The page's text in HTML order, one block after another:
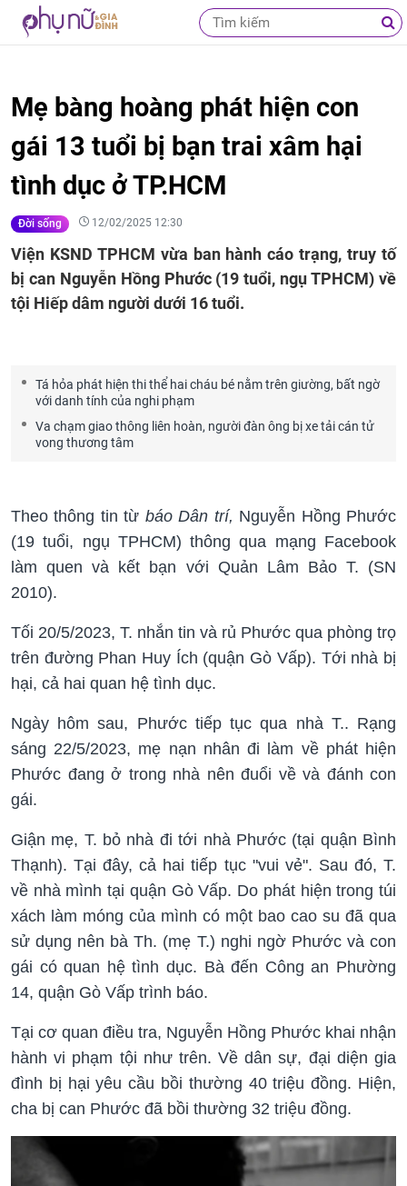
Mẹ bàng hoàng phát hiện con
gái 13 tuổi bị bạn trai xâm hại
tình dục ở TP.HCM
Đời sống 12/02/2025 12:30
Viện KSND TPHCM vừa ban hành cáo trạng, truy tố
bị can Nguyễn Hồng Phước (19 tuổi, ngụ TPHCM) về
tội Hiếp dâm người dưới 16 tuổi.
Tá hỏa phát hiện thi thể hai cháu bé nằm trên giường, bất ngờ
với danh tính của nghi phạm
Va chạm giao thông liên hoàn, người đàn ông bị xe tải cán tử
vong thương tâm
Theo thông tin từ báo Dân trí, Nguyễn Hồng Phước
(19 tuổi, ngụ TPHCM) thông qua mạng Facebook
làm quen và kết bạn với Quản Lâm Bảo T. (SN
2010).
Tối 20/5/2023, T. nhắn tin và rủ Phước qua phòng trọ
trên đường Phan Huy Ích (quận Gò Vấp). Tới nhà bị
hại, cả hai quan hệ tình dục.
Ngày hôm sau, Phước tiếp tục qua nhà T.. Rạng
sáng 22/5/2023, mẹ nạn nhân đi làm về phát hiện
Phước đang ở trong nhà nên đuổi về và đánh con
gái.
Giận mẹ, T. bỏ nhà đi tới nhà Phước (tại quận Bình
Thạnh). Tại đây, cả hai tiếp tục "vui vẻ". Sau đó, T.
về nhà mình tại quận Gò Vấp. Do phát hiện trong túi
xách làm móng của mình có một bao cao su đã qua
sử dụng nên bà Th. (mẹ T.) nghi ngờ Phước và con
gái có quan hệ tình dục. Bà đến Công an Phường
14, quận Gò Vấp trình báo.
Tại cơ quan điều tra, Nguyễn Hồng Phước khai nhận
hành vi phạm tội như trên. Về dân sự, đại diện gia
đình bị hại yêu cầu bồi thường 40 triệu đồng. Hiện,
cha bị can Phước đã bồi thường 32 triệu đồng.